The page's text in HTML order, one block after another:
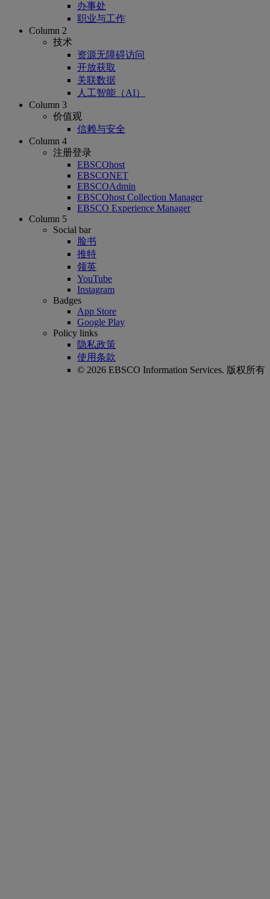
办事处
职业与工作
Column 2
技术
资源无障碍访问
开放获取
关联数据
人工智能（AI）
Column 3
价值观
信赖与安全
Column 4
注册登录
EBSCOhost
EBSCONET
EBSCOAdmin
EBSCOhost Collection Manager
EBSCO Experience Manager
Column 5
Social bar
脸书
推特
领英
YouTube
Instagram
Badges
App Store
Google Play
Policy links
隐私政策
使用条款
© 2026 EBSCO Information Services. 版权所有